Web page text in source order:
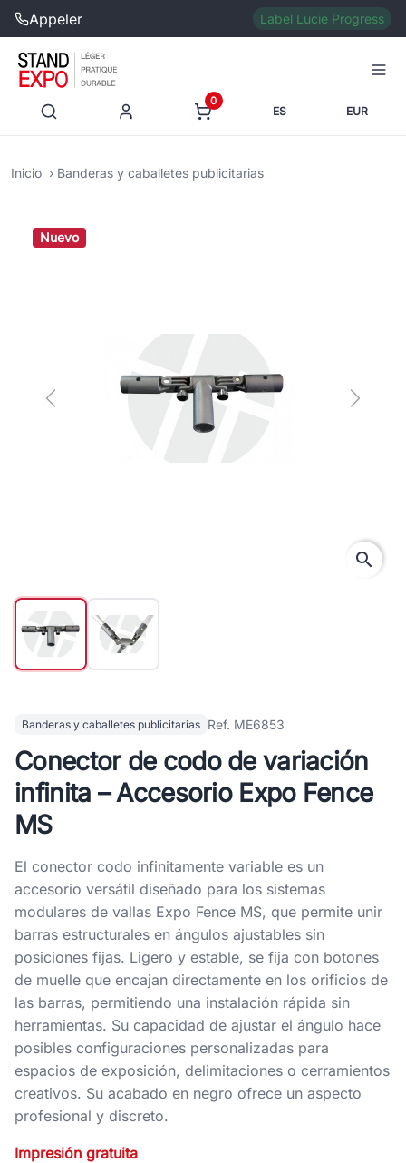
Appeler Label Lucie Progress
0
ES EUR
Inicio Banderas y caballetes publicitarias
Nuevo
Previous Next
search
Banderas y caballetes publicitarias Ref. ME6853
Conector de codo de variación
infinita – Accesorio Expo Fence
MS
El conector codo infinitamente variable es un
accesorio versátil diseñado para los sistemas
modulares de vallas Expo Fence MS, que permite unir
barras estructurales en ángulos ajustables sin
posiciones fijas. Ligero y estable, se fija con botones
de muelle que encajan directamente en los orificios de
las barras, permitiendo una instalación rápida sin
herramientas. Su capacidad de ajustar el ángulo hace
posibles configuraciones personalizadas para
espacios de exposición, delimitaciones o cerramientos
creativos. Su acabado en negro ofrece un aspecto
profesional y discreto.
Impresión gratuita